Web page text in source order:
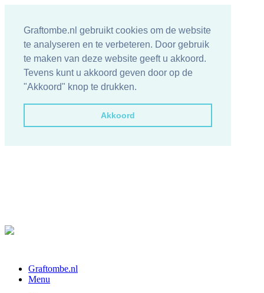
Graftombe.nl gebruikt cookies om de website
te analyseren en te verbeteren. Door gebruik
te maken van deze website geeft u akkoord.
Tevens kunt u akkoord geven door op de
"Akkoord" knop te drukken.
Akkoord
Graftombe.nl
Menu